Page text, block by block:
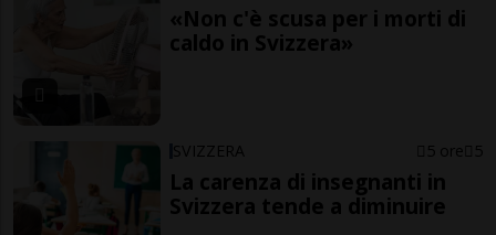
«Non c'è scusa per i morti di
caldo in Svizzera»
SVIZZERA 5 ore 5
La carenza di insegnanti in
Svizzera tende a diminuire